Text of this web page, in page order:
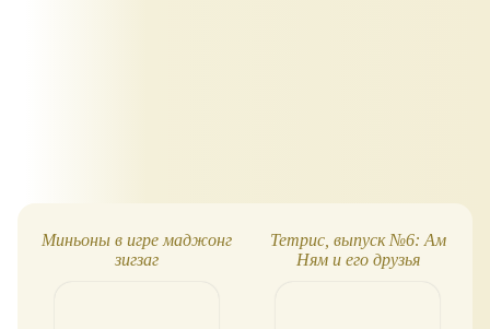
Миньоны в игре маджонг
зигзаг
Тетрис, выпуск №6: Ам
Ням и его друзья